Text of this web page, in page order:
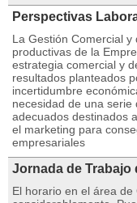
Perspectivas
La Gestión Comercial
productivas de la
estrategia comercial y
resultados planteados
incertidumbre
necesidad de una
adecuados destinados
el marketing para
empresariales
Jornada de Trabajo
El horario en el área